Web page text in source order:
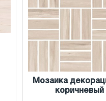
Мозаика
коричневый